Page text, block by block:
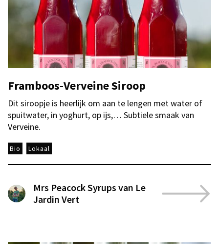
Framboos-Verveine Siroop
Dit siroopje is heerlijk om aan te lengen met water of
spuitwater, in yoghurt, op ijs,… Subtiele smaak van
Verveine.
Bio Lokaal
Mrs Peacock Syrups van Le
Jardin Vert